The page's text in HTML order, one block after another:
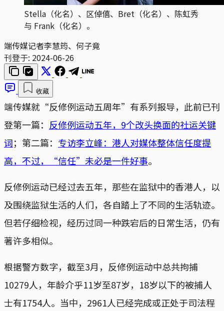
Stella（化名）、区倬僖、Bret（化名）、陈虹秀
与 Frank（化名）。
端传媒记者李慧筠、何子竟
刊登于: 2024-06-26
收藏
端传媒就“反修例运动五周年”有系列报导，此前已刊
登第一篇： 反修例运动五年，9个改头换面的社运关键
词；第二篇： 专访李立峰：港人对媒体整体信任度提
高，不过，“信任”未必是一件好事。
反修例运动已经过去五年，那些在监狱中的香港人，以
及围绕监狱生活的人们，各自踏上了不同的生活轨迹。
但若仔细检视，经历过同一种跌宕后的日常生活，仍有
著许多相似。
根据警方数字，截至3月，反修例运动中总共拘捕
10279人，年龄介乎11岁至87岁，18岁以下的被捕人
士有1754人。当中，2961人已经完成或正处于司法程